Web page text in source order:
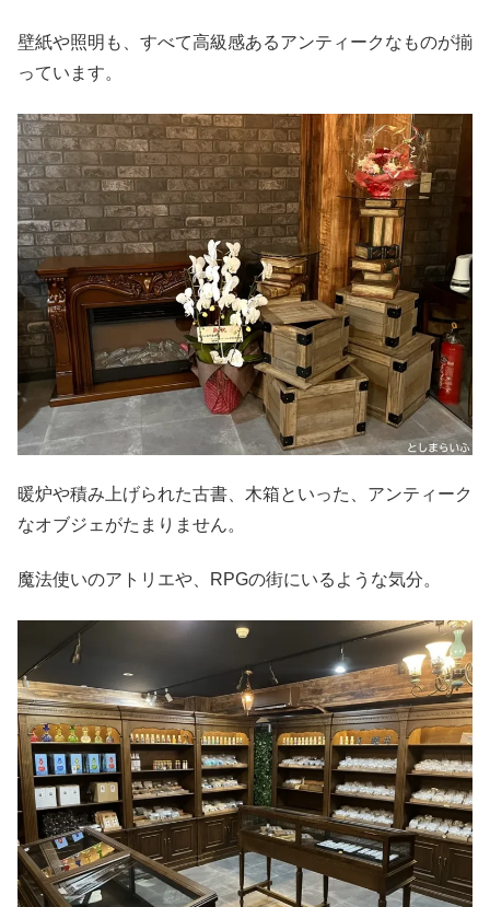
壁紙や照明も、すべて高級感あるアンティークなものが揃
っています。
暖炉や積み上げられた古書、木箱といった、アンティーク
なオブジェがたまりません。
魔法使いのアトリエや、RPGの街にいるような気分。